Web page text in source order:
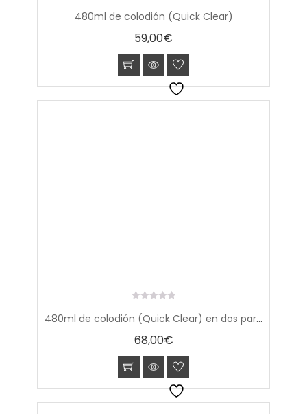
480ml de colodión (Quick Clear)
out
559,00€
480ml de colodión (Quick Clear) en dos partes: (sales + alcohol+ eter) + (colodion)
out
568,00€